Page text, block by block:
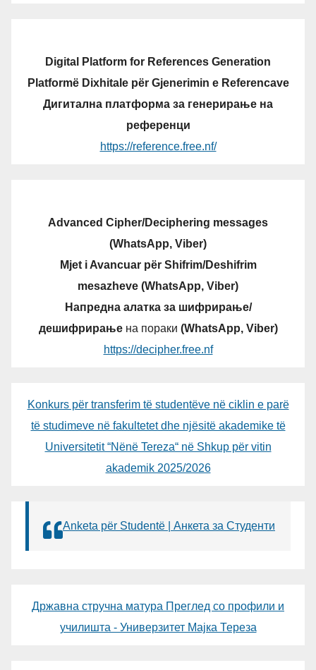
Digital Platform for References Generation
Platformë Dixhitale për Gjenerimin e Referencave
Дигитална платформа за генерирање на
референци
https://reference.free.nf/
Advanced Cipher/Deciphering messages
(WhatsApp, Viber)
Mjet i Avancuar për Shifrim/Deshifrim
mesazheve (WhatsApp, Viber)
Напредна алатка за шифрирање/
дешифрирањена пораки (WhatsApp, Viber)
https://decipher.free.nf
Konkurs për transferim të studentëve në ciklin e parë
të studimeve në fakultetet dhe njësitë akademike të
Universitetit “Nënë Tereza“ në Shkup për vitin
akademik 2025/2026
Anketa për Studentë | Анкета за Студенти
Државна стручна матура Преглед со профили и
училишта - Универзитет Мајка Тереза